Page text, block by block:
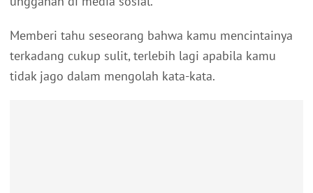
Memberi tahu seseorang bahwa kamu mencintainya
terkadang cukup sulit, terlebih lagi apabila kamu
tidak jago dalam mengolah kata-kata.